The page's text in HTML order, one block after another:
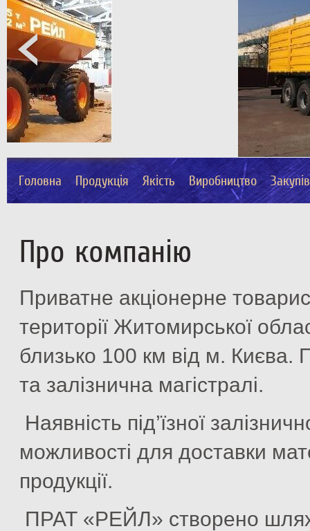
Головна Продукція Якість Виробництво
Про компанію
Приватне акціонерне
території Житомирської
близько 100 км від м. Києва.
та залізнична магістралі.
Наявність під’їзної
можливості для доставки
продукції.
ПРАТ «РЕЙЛ» створено